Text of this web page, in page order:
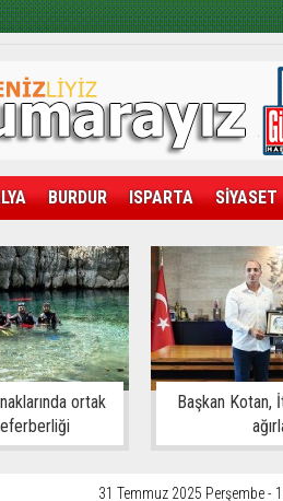
BURDUR ISPARTA SİYASET
DÜNYA
ortak
Başkan Kotan,
31 Temmuz 2025 Perşembe -